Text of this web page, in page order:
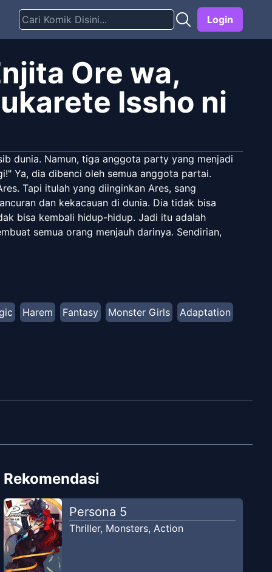
Login
Ore wa,
Issho ni
dunia. Namun, tiga anggota party yang menjadi
Ya, dia dibenci oleh semua anggota partai.
Tapi itulah yang diinginkan Ares, sang
dan kekacauan di dunia. Dia tidak bisa
bisa kembali hidup-hidup. Jadi itu adalah
semua orang menjauh darinya. Sendirian,
begitu? Eh? Apakah saya hidup? Mengapa
terjadi? Saya tidak ingat?! Pahlawan yang
dan tinggal bersamanya ?!
Harem Fantasy Monster Girls Adaptation
Rekomendasi
Persona 5
Thriller, Monsters, Action